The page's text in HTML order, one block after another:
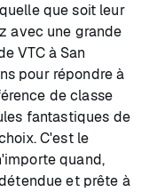
que soit leur
avec une grande
VTC à San
pour répondre à
de classe
fantastiques de
C'est le
quand,
et prête à